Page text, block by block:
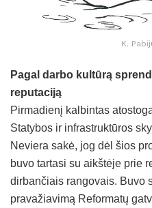
K.
Pagal darbo kultūrą
reputaciją
Pirmadienį kalbintas
Statybos ir infrastruktūros
Neviera sakė, jog dėl šios
buvo tartasi su aikštėje prie
dirbančiais rangovais. Buvo
pravažiavimą Reformatų